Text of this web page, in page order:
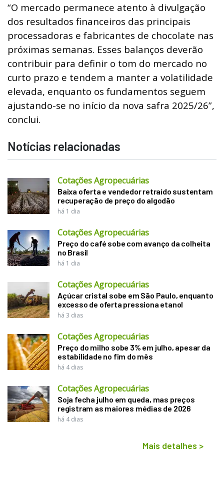
“O mercado permanece atento à divulgação
dos resultados financeiros das principais
processadoras e fabricantes de chocolate nas
próximas semanas. Esses balanços deverão
contribuir para definir o tom do mercado no
curto prazo e tendem a manter a volatilidade
elevada, enquanto os fundamentos seguem
ajustando-se no início da nova safra 2025/26”,
conclui.
Notícias relacionadas
Cotações Agropecuárias
Baixa oferta e vendedor retraído sustentam
recuperação de preço do algodão
há 1 dia
Cotações Agropecuárias
Preço do café sobe com avanço da colheita
no Brasil
há 1 dia
Cotações Agropecuárias
Açúcar cristal sobe em São Paulo, enquanto
excesso de oferta pressiona etanol
há 3 dias
Cotações Agropecuárias
Preço do milho sobe 3% em julho, apesar da
estabilidade no fim do mês
há 4 dias
Cotações Agropecuárias
Soja fecha julho em queda, mas preços
registram as maiores médias de 2026
há 4 dias
Mais detalhes >